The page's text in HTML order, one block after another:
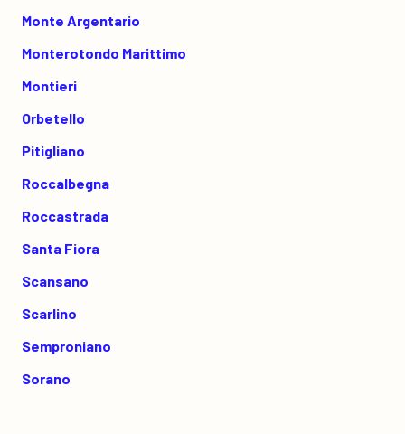
Monte Argentario
Monterotondo Marittimo
Montieri
Orbetello
Pitigliano
Roccalbegna
Roccastrada
Santa Fiora
Scansano
Scarlino
Semproniano
Sorano